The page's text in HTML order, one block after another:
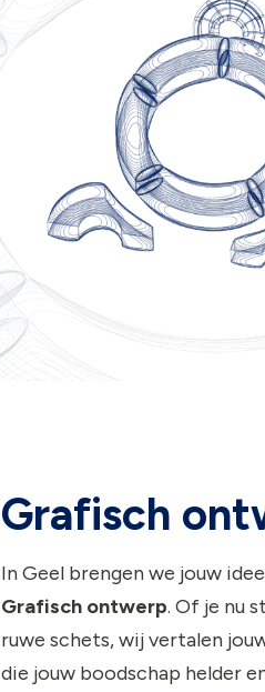
Grafisch
In Geel brengen we jouw
Grafisch ontwerp. Of je nu
ruwe schets, wij vertalen
die jouw boodschap helder